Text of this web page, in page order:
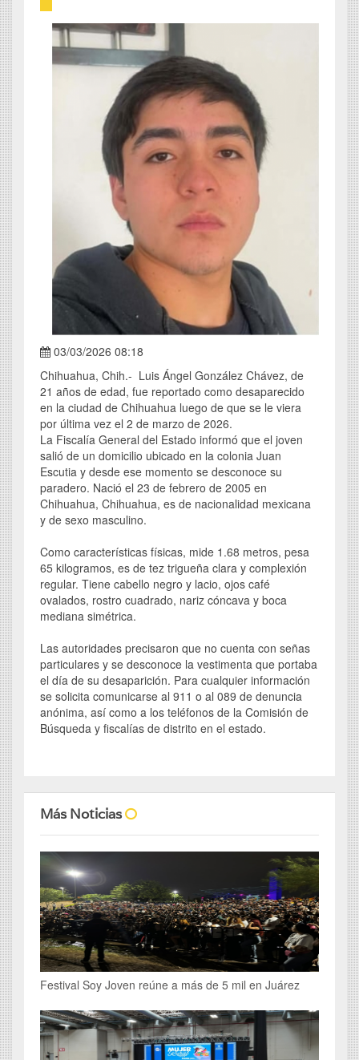
03/03/2026 08:18
Chihuahua, Chih.- Luis Ángel González Chávez, de
21 años de edad, fue reportado como desaparecido
en la ciudad de Chihuahua luego de que se le viera
por última vez el 2 de marzo de 2026.
La Fiscalía General del Estado informó que el joven
salió de un domicilio ubicado en la colonia Juan
Escutia y desde ese momento se desconoce su
paradero. Nació el 23 de febrero de 2005 en
Chihuahua, Chihuahua, es de nacionalidad mexicana
y de sexo masculino.
Como características físicas, mide 1.68 metros, pesa
65 kilogramos, es de tez trigueña clara y complexión
regular. Tiene cabello negro y lacio, ojos café
ovalados, rostro cuadrado, nariz cóncava y boca
mediana simétrica.
Las autoridades precisaron que no cuenta con señas
particulares y se desconoce la vestimenta que portaba
el día de su desaparición. Para cualquier información
se solicita comunicarse al 911 o al 089 de denuncia
anónima, así como a los teléfonos de la Comisión de
Búsqueda y fiscalías de distrito en el estado.
Más Noticias
Festival Soy Joven reúne a más de 5 mil en Juárez